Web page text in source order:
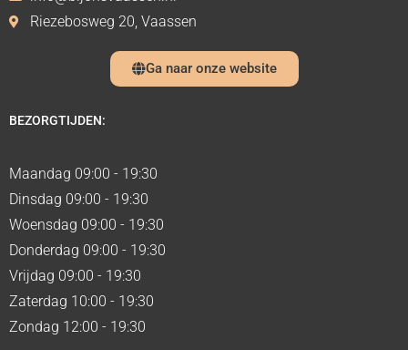
Riezebosweg 20, Vaassen
Ga naar onze website
BEZORGTIJDEN:
Maandag 09:00 - 19:30
Dinsdag 09:00 - 19:30
Woensdag 09:00 - 19:30
Donderdag 09:00 - 19:30
Vrijdag 09:00 - 19:30
Zaterdag 10:00 - 19:30
Zondag 12:00 - 19:30